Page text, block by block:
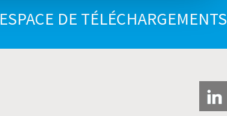
ESPACE DE TÉLÉCHARGEMENTS